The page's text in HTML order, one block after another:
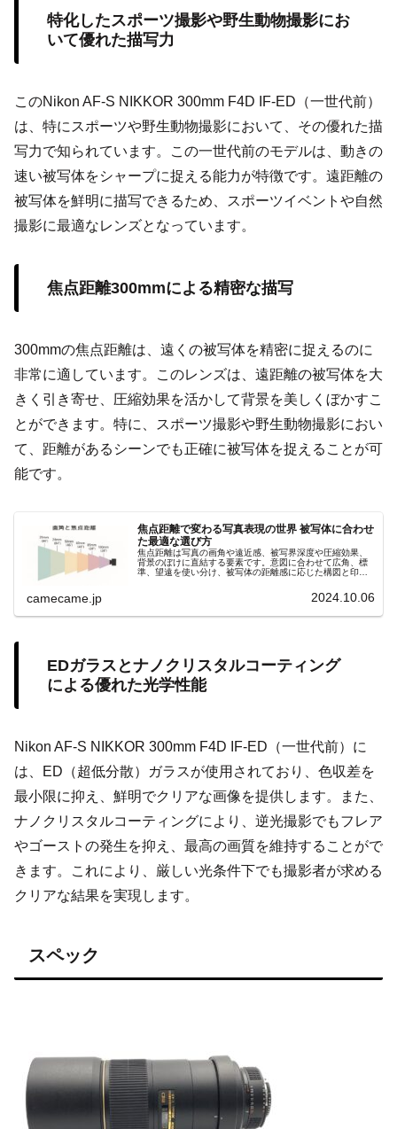
特化したスポーツ撮影や野生動物撮影にお
いて優れた描写力
このNikon AF-S NIKKOR 300mm F4D IF-ED（一世代前）
は、特にスポーツや野生動物撮影において、その優れた描
写力で知られています。この一世代前のモデルは、動きの
速い被写体をシャープに捉える能力が特徴です。遠距離の
被写体を鮮明に描写できるため、スポーツイベントや自然
撮影に最適なレンズとなっています。
焦点距離300mmによる精密な描写
300mmの焦点距離は、遠くの被写体を精密に捉えるのに
非常に適しています。このレンズは、遠距離の被写体を大
きく引き寄せ、圧縮効果を活かして背景を美しくぼかすこ
とができます。特に、スポーツ撮影や野生動物撮影におい
て、距離があるシーンでも正確に被写体を捉えることが可
能です。
焦点距離で変わる写真表現の世界 被写体に合わせ
た最適な選び方
焦点距離は写真の画角や遠近感、被写界深度や圧縮効果、
背景のぼけに直結する要素です。意図に合わせて広角、標
準、望遠を使い分け、被写体の距離感に応じた構図と印象
camecame.jp 2024.10.06
EDガラスとナノクリスタルコーティング
による優れた光学性能
Nikon AF-S NIKKOR 300mm F4D IF-ED（一世代前）に
は、ED（超低分散）ガラスが使用されており、色収差を
最小限に抑え、鮮明でクリアな画像を提供します。また、
ナノクリスタルコーティングにより、逆光撮影でもフレア
やゴーストの発生を抑え、最高の画質を維持することがで
きます。これにより、厳しい光条件下でも撮影者が求める
クリアな結果を実現します。
スペック